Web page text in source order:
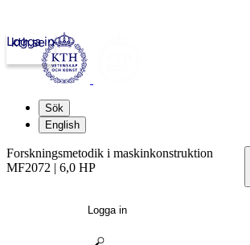
kth.se
Logga in
Sök
English
Forskningsmetodik i maskinkonstruktion
MF2072 | 6,0 HP
Logga in